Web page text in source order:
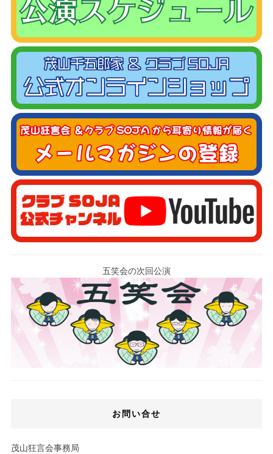
五笑会の次回公演
お問い合せ
茂山狂言会事務局